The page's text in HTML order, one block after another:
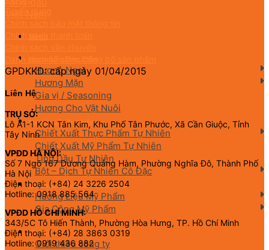
Hương Ngọt
Hương Mặn
Gia vị / Seasoning
Hương Cho Vật Nuôi
Nguyên Liệu Tự Nhiên
Chiết Xuất Thực Phẩm Tự Nhiên
Chiết Xuất Mỹ Phẩm Tự Nhiên
Tinh Dầu Tự Nhiên
Bột – Dịch Tự Nhiên Cô Đặc
Hương Liệu Mỹ Phẩm & Gia Công
Hương Liệu Mỹ Phẩm
Gia Công Mỹ Phẩm
Về chúng tôi
Giới thiệu công ty
Chính sách thanh toán
Danh sách hồ sơ tự công bố sản phẩm
GPDKKD: cấp ngày 01/04/2015
Liên Hệ
TRỤ SỞ:
Lô A1-1 KCN Tân Kim, Khu Phố Tân Phước, Xã Cần Giuộc, Tỉnh
Tây Ninh
VPĐD HÀ NỘI:
Số 7 Ngõ 167 Dương Quảng Hàm, Phường Nghĩa Đô, Thành Phố
Hà Nội
Điện thoại: (+84) 24 3226 2504
Hotline: 0918 885 564
VPĐD HỒ CHÍ MINH:
343/5C Tô Hiến Thành, Phường Hòa Hưng, TP. Hồ Chí Minh
Điện thoại: (+84) 28 3863 0319
Hotline: 0919 436 882